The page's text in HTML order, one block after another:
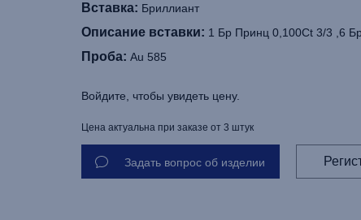
Вставка: Бриллиант
Описание вставки: 1 Бр Принц 0,100Ct 3/3 ,6
Проба: Au 585
Войдите, чтобы увидеть цену.
Цена актуальна при заказе от 3 штук
Задать вопрос об изделии